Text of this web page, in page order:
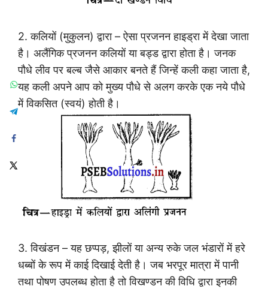
2. कलियों (मुकुलन) द्वारा – ऐसा प्रजनन हाइड्रा में देखा जाता
है। अलैंगिक प्रजनन कलियों या बड्ड द्वारा होता है। जनक
पौधे लीव पर बल्ब जैसे आकार बनते हैं जिन्हें कली कहा जाता है,
यह कली अपने आप को मुख्य पौधे से अलग करके एक नये पौधे
में विकसित (स्वयं) होती है।
3. विखंडन – यह छप्पड़, झीलों या अन्य रुके जल भंडारों में हरे
धब्बों के रूप में काई दिखाई देती है। जब भरपूर मात्रा में पानी
तथा पोषण उपलब्ध होता है तो विखण्डन की विधि द्वारा इनकी